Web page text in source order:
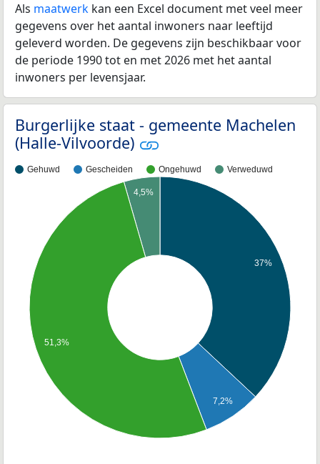
Als maatwerk kan een Excel document met veel meer
gegevens over het aantal inwoners naar leeftijd
geleverd worden. De gegevens zijn beschikbaar voor
de periode 1990 tot en met 2026 met het aantal
inwoners per levensjaar.
Burgerlijke staat - gemeente Machelen
(Halle-Vilvoorde)
Gehuwd Gescheiden Ongehuwd Verweduwd
37%
7,2%
4,5%
51,3%